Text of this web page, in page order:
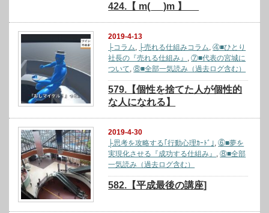
424.【 m(_ _)m 】
2019-4-13
├コラム
├売れる仕組みコラム ,④■ひとり
社長の『売れる仕組み』
,⑦■代表の宮城に
ついて ,⑧■全部一気読み（過去ログ含む）
579.【個性を捨てた人が個性的
な人になれる】
2019-4-30
├思考を攻略する｢行動心理ｶｰﾄﾞ｣ ,⑥■夢を
実現化させる『成功する仕組み』
,⑧■全部
一気読み（過去ログ含む）
582.【平成最後の講座]